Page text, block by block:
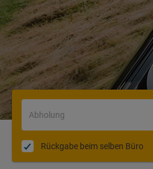
Abholung
Rückgabe beim selben Büro